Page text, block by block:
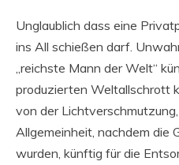
Unglaublich dass eine
ins All schießen darf.
„reichste Mann der Welt“
produzierten Weltallschrott
von der
Allgemeinheit, nachdem die
wurden, künftig für die